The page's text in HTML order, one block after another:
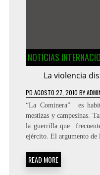
NOTICIAS
La violencia
PD AGOSTO 27, 2010 BY
“La Cominera” es
mestizas y campesinas.
la guerrilla que
ejército. El argumento
READ MORE